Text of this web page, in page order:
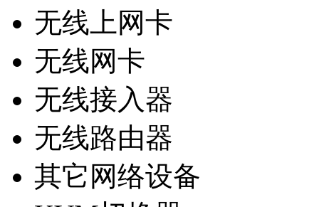
无线上网卡
无线网卡
无线接入器
无线路由器
其它网络设备